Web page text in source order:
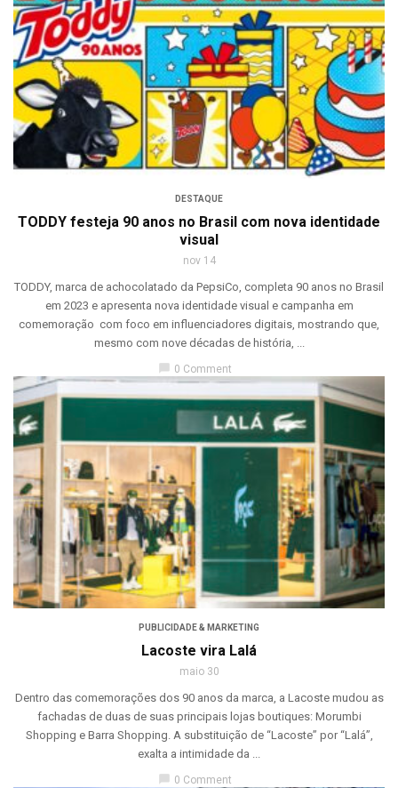
DESTAQUE
TODDY festeja 90 anos no Brasil com nova identidade
visual
nov 14
TODDY, marca de achocolatado da PepsiCo, completa 90 anos no Brasil
em 2023 e apresenta nova identidade visual e campanha em
comemoração com foco em influenciadores digitais, mostrando que,
mesmo com nove décadas de história, ...
0 Comment
PUBLICIDADE & MARKETING
Lacoste vira Lalá
maio 30
Dentro das comemorações dos 90 anos da marca, a Lacoste mudou as
fachadas de duas de suas principais lojas boutiques: Morumbi
Shopping e Barra Shopping. A substituição de “Lacoste” por “Lalá”,
exalta a intimidade da ...
0 Comment